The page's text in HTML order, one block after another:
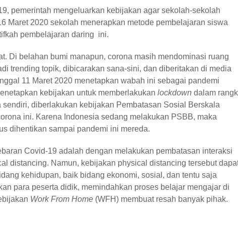
pemerintah mengeluarkan kebijakan agar sekolah-sekolah
Maret 2020 sekolah menerapkan metode pembelajaran siswa
pembelajaran daring ini.
Di belahan bumi manapun, corona masih mendominasi ruang
trending topik, dibicarakan sana-sini, dan diberitakan di media
11 Maret 2020 menetapkan wabah ini sebagai pandemi
kebijakan untuk memberlakukan lockdown dalam
diberlakukan kebijakan Pembatasan Sosial Berskala
ini. Karena Indonesia sedang melakukan PSBB, maka
dihentikan sampai pandemi ini mereda.
Covid-19 adalah dengan melakukan pembatasan interaksi
distancing. Namun, kebijakan physical distancing tersebut
kehidupan, baik bidang ekonomi, sosial, dan tentu saja
para peserta didik, memindahkan proses belajar mengajar di
Work From Home (WFH) membuat resah banyak pihak.